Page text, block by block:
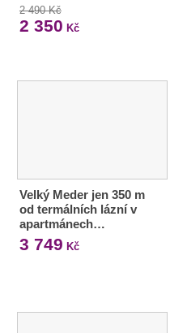
2 490 Kč
2 350 Kč
Velký Meder jen 350 m
od termálních lázní v
apartmánech…
3 749 Kč